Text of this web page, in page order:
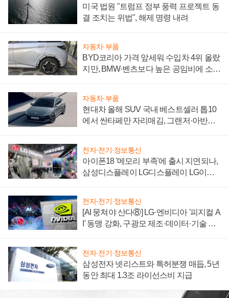
미국 법원 "트럼프 정부 풍력 프로젝트 동
결 조치는 위법", 해제 명령 내려
자동차·부품
BYD코리아 가격 앞세워 수입차 4위 올랐
지만, BMW·벤츠보다 높은 공임비에 소비
자동차·부품
현대차 올해 SUV 국내 베스트셀러 톱10
에서 싼타페만 자리매김, 그랜저·아반떼
전자·전기·정보통신
아이폰18 '메모리 부족'에 출시 지연되나,
삼성디스플레이 LG디스플레이 LG이노
전자·전기·정보통신
[AI 뭉쳐야 산다⑧] LG·엔비디아 '피지컬 A
I' 동맹 강화, 구광모 제조·데이터·기술 결
전자·전기·정보통신
삼성전자 넷리스트와 특허분쟁 매듭, 5년
동안 최대 1.3조 라이선스비 지급